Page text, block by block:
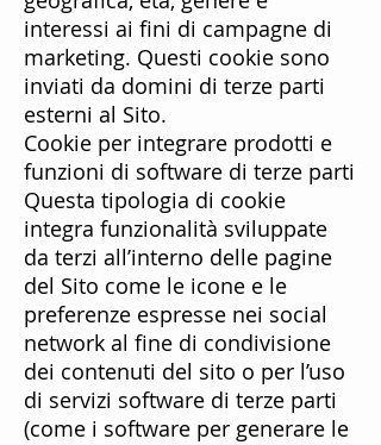
interessi ai fini di campagne di
marketing. Questi cookie sono
inviati da domini di terze parti
esterni al Sito.
Cookie per integrare prodotti e
funzioni di software di terze parti
Questa tipologia di cookie
integra funzionalità sviluppate
da terzi all’interno delle pagine
del Sito come le icone e le
preferenze espresse nei social
network al fine di condivisione
dei contenuti del sito o per l’uso
di servizi software di terze parti
(come i software per generare le